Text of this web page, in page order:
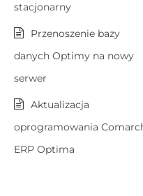
stacjonarny
Przenoszenie bazy
danych Optimy na nowy
serwer
Aktualizacja
oprogramowania
ERP Optima